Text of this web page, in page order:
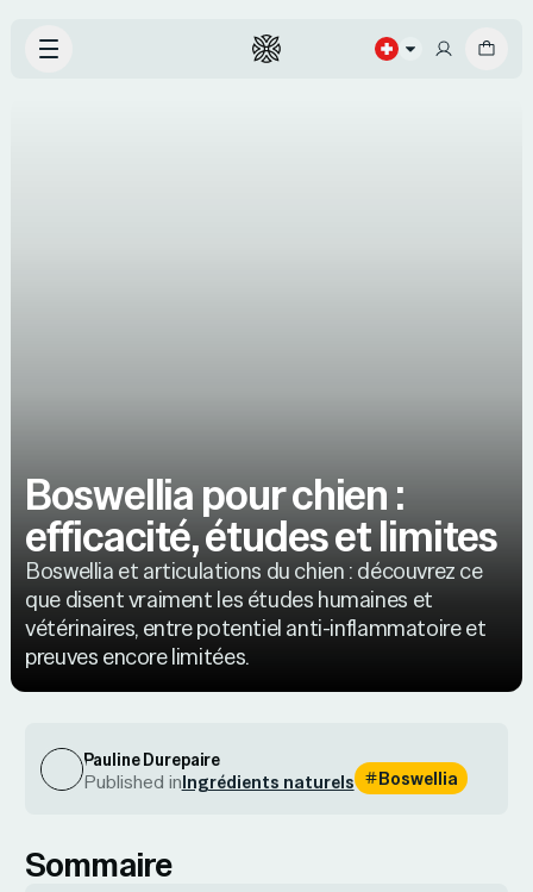
Boswellia pour chien :
efficacité, études et limites
Boswellia et articulations du chien : découvrez ce
que disent vraiment les études humaines et
vétérinaires, entre potentiel anti-inflammatoire et
preuves encore limitées.
Pauline Durepaire
Published inIngrédients naturels Boswellia
Sommaire